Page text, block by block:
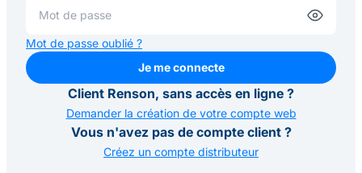
Mot de passe oublié ?
Je me connecte
Je me connecte
Client Renson, sans accès en ligne ?
Demander la création de votre compte web
Vous n'avez pas de compte client ?
Créez un compte distributeur